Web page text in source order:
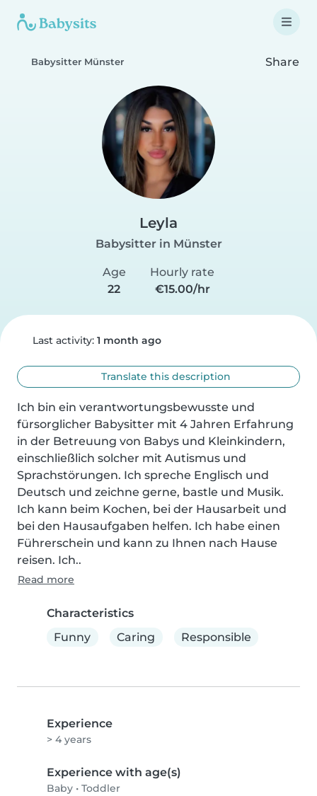
Babysitter Münster Share
Leyla
Babysitter in Münster
Age
22
Hourly rate
€15.00/hr
Last activity: 1 month ago
Translate this description
Ich bin ein verantwortungsbewusste und
fürsorglicher Babysitter mit 4 Jahren Erfahrung
in der Betreuung von Babys und Kleinkindern,
einschließlich solcher mit Autismus und
Sprachstörungen. Ich spreche Englisch und
Deutsch und zeichne gerne, bastle und Musik.
Ich kann beim Kochen, bei der Hausarbeit und
bei den Hausaufgaben helfen. Ich habe einen
Führerschein und kann zu Ihnen nach Hause
reisen. Ich..
Read more
Characteristics
Funny
Caring Responsible
Experience
> 4 years
Experience with age(s)
Baby • Toddler